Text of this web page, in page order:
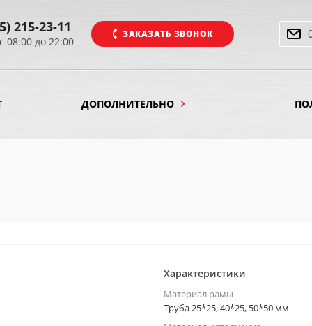
ЗАКАЗАТЬ ЗВОНОК
215-23-11
08:00 до 22:00
ДОПОЛНИТЕЛЬНО
Характеристики
Материал рамы
Труба 25*25, 40*25, 50*50 мм